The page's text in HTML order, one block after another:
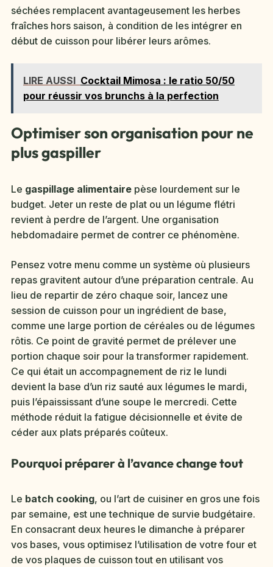
séchées remplacent avantageusement les herbes
fraîches hors saison, à condition de les intégrer en
début de cuisson pour libérer leurs arômes.
LIRE AUSSI Cocktail Mimosa : le ratio 50/50
pour réussir vos brunchs à la perfection
Optimiser son organisation pour ne
plus gaspiller
Le gaspillage alimentaire pèse lourdement sur le
budget. Jeter un reste de plat ou un légume flétri
revient à perdre de l’argent. Une organisation
hebdomadaire permet de contrer ce phénomène.
Pensez votre menu comme un système où plusieurs
repas gravitent autour d’une préparation centrale. Au
lieu de repartir de zéro chaque soir, lancez une
session de cuisson pour un ingrédient de base,
comme une large portion de céréales ou de légumes
rôtis. Ce point de gravité permet de prélever une
portion chaque soir pour la transformer rapidement.
Ce qui était un accompagnement de riz le lundi
devient la base d’un riz sauté aux légumes le mardi,
puis l’épaississant d’une soupe le mercredi. Cette
méthode réduit la fatigue décisionnelle et évite de
céder aux plats préparés coûteux.
Pourquoi préparer à l’avance change tout
Le batch cooking, ou l’art de cuisiner en gros une fois
par semaine, est une technique de survie budgétaire.
En consacrant deux heures le dimanche à préparer
vos bases, vous optimisez l’utilisation de votre four et
de vos plaques de cuisson tout en utilisant vos